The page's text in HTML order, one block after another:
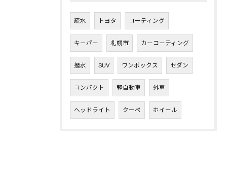
疏水 トヨタ コーティング
キーパー 札幌市 カーコーティング
撥水 SUV ワンボックス セダン
コンパクト 軽自動車 外車
ヘッドライト クーペ ホイール